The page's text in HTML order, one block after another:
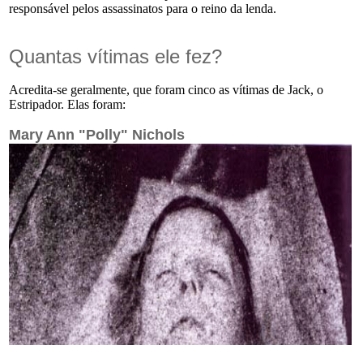
responsável pelos assassinatos para o reino da lenda.
Quantas vítimas ele fez?
Acredita-se geralmente, que foram cinco as vítimas de Jack, o
Estripador. Elas foram:
Mary Ann "Polly" Nichols